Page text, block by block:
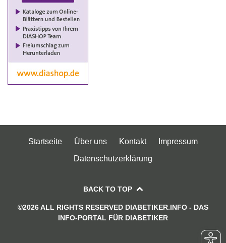
Startseite Über uns Kontakt
Impressum
Datenschutzerklärung
BACK TO TOP
©2026 ALL RIGHTS RESERVED DIABETIKER.INFO - DAS
INFO-PORTAL FÜR DIABETIKER